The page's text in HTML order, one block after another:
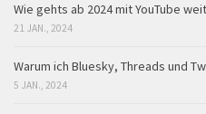
Wie gehts ab 2024 mit YouTube
21 JAN., 2024
Warum ich Bluesky, Threads und
5 JAN., 2024